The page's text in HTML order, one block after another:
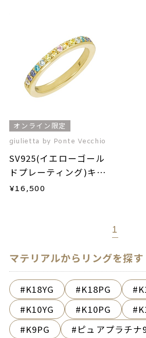
オンライン限定
giulietta by Ponte Vecchio
SV925(イエローゴール
ドプレーティング)キュ
ービックジルコニアピ
¥16,500
1
マテリアルからリングを探す
K18YG K18PG
K10YG
K10PG
K9PG
ピュアプラチナ